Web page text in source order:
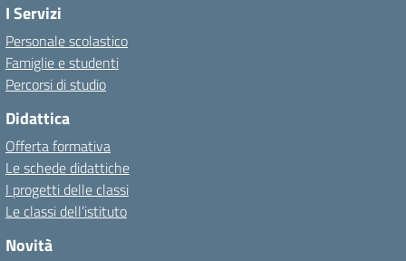
I Servizi
Personale scolastico
Famiglie e studenti
Percorsi di studio
Didattica
Offerta formativa
Le schede didattiche
I progetti delle classi
Le classi dell’istituto
Novità